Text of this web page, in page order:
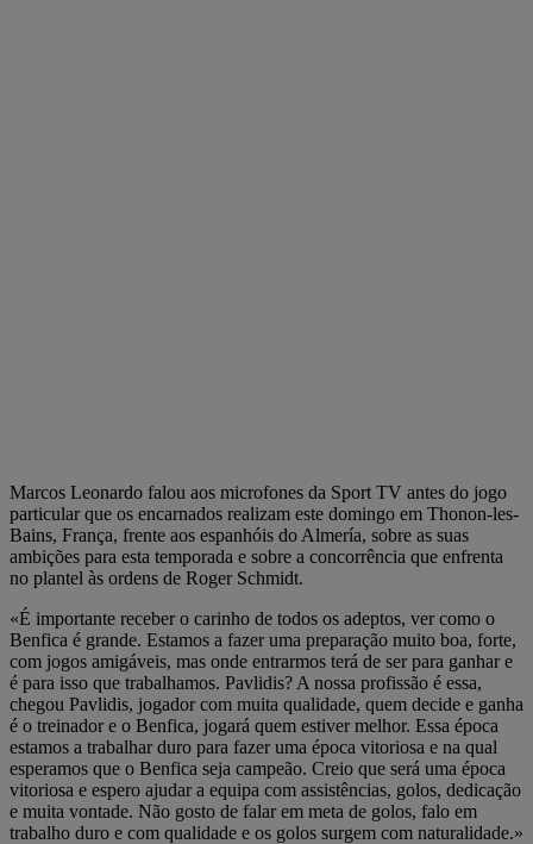
Marcos Leonardo falou aos microfones da Sport TV antes do jogo
particular que os encarnados realizam este domingo em Thonon-les-
Bains, França, frente aos espanhóis do Almería, sobre as suas
ambições para esta temporada e sobre a concorrência que enfrenta
no plantel às ordens de Roger Schmidt.
«É importante receber o carinho de todos os adeptos, ver como o
Benfica é grande. Estamos a fazer uma preparação muito boa, forte,
com jogos amigáveis, mas onde entrarmos terá de ser para ganhar e
é para isso que trabalhamos. Pavlidis? A nossa profissão é essa,
chegou Pavlidis, jogador com muita qualidade, quem decide e ganha
é o treinador e o Benfica, jogará quem estiver melhor. Essa época
estamos a trabalhar duro para fazer uma época vitoriosa e na qual
esperamos que o Benfica seja campeão. Creio que será uma época
vitoriosa e espero ajudar a equipa com assistências, golos, dedicação
e muita vontade. Não gosto de falar em meta de golos, falo em
trabalho duro e com qualidade e os golos surgem com naturalidade.»